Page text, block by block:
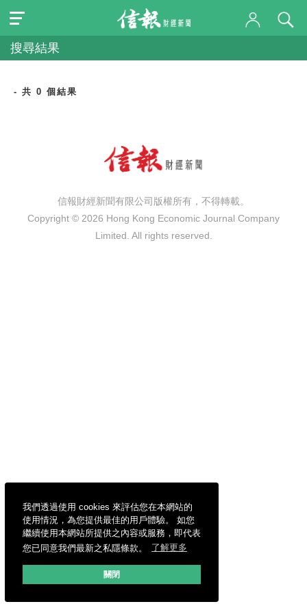
我們透過使用 cookies 來評估您在本網站的
使用情況，為您提供最佳的用戶體驗。 如您
繼續使用本網站所提供之內容或服務，即代表
您已同意我們最新之私隱條款。
了解更多
關閉
搜尋結果
- 共 0 個結果
信報財經新聞有限公司版權所有，不得轉載。
Copyright © 2026 Hong Kong Economic Journal Company
Limited. All rights reserved.